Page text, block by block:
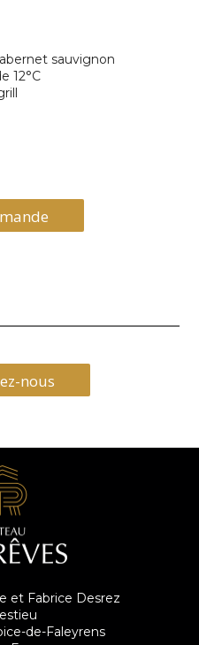
sauvignon
12°C
nous
et Fabrice Desrez
de-Faleyrens